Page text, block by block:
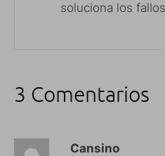
soluciona los
3 Comentarios
Cansino